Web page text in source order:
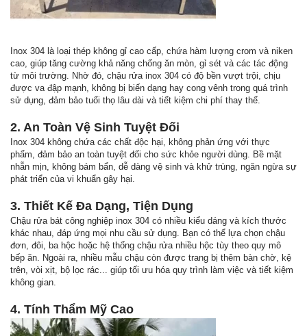
Inox 304 là loại thép không gỉ cao cấp, chứa hàm lượng crom và niken
cao, giúp tăng cường khả năng chống ăn mòn, gỉ sét và các tác động
từ môi trường. Nhờ đó, chậu rửa inox 304 có độ bền vượt trội, chịu
được va đập mạnh, không bị biến dạng hay cong vênh trong quá trình
sử dụng, đảm bảo tuổi thọ lâu dài và tiết kiệm chi phí thay thế.
2. An Toàn Vệ Sinh Tuyệt Đối
Inox 304 không chứa các chất độc hại, không phản ứng với thực
phẩm, đảm bảo an toàn tuyệt đối cho sức khỏe người dùng. Bề mặt
nhẵn mịn, không bám bẩn, dễ dàng vệ sinh và khử trùng, ngăn ngừa sự
phát triển của vi khuẩn gây hại.
3. Thiết Kế Đa Dạng, Tiện Dụng
Chậu rửa bát công nghiệp inox 304 có nhiều kiểu dáng và kích thước
khác nhau, đáp ứng mọi nhu cầu sử dụng. Bạn có thể lựa chọn chậu
đơn, đôi, ba hộc hoặc hệ thống chậu rửa nhiều hộc tùy theo quy mô
bếp ăn. Ngoài ra, nhiều mẫu chậu còn được trang bị thêm bàn chờ, kệ
trên, vòi xịt, bộ lọc rác... giúp tối ưu hóa quy trình làm việc và tiết kiệm
không gian.
4. Tính Thẩm Mỹ Cao